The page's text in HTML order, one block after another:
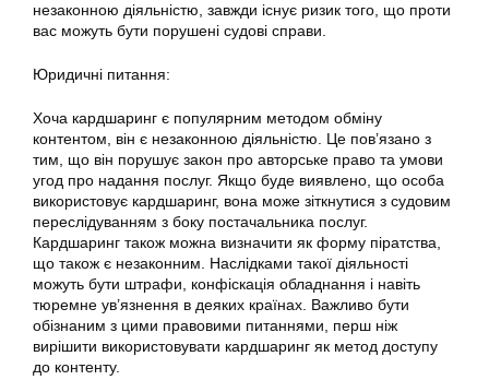
незаконною діяльністю, завжди існує ризик того, що проти
вас можуть бути порушені судові справи.
Юридичні питання:
Хоча кардшаринг є популярним методом обміну
контентом, він є незаконною діяльністю. Це пов’язано з
тим, що він порушує закон про авторське право та умови
угод про надання послуг. Якщо буде виявлено, що особа
використовує кардшаринг, вона може зіткнутися з судовим
переслідуванням з боку постачальника послуг.
Кардшаринг також можна визначити як форму піратства,
що також є незаконним. Наслідками такої діяльності
можуть бути штрафи, конфіскація обладнання і навіть
тюремне ув’язнення в деяких країнах. Важливо бути
обізнаним з цими правовими питаннями, перш ніж
вирішити використовувати кардшаринг як метод доступу
до контенту.